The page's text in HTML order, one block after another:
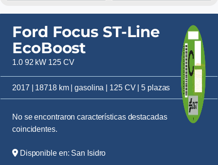
Ford Focus ST-Line
EcoBoost
1.0 92 kW 125 CV
2017 | 18718 km | gasolina | 125 CV | 5 plazas
No se encontraron características destacadas
coincidentes.
Disponible en: San Isidro